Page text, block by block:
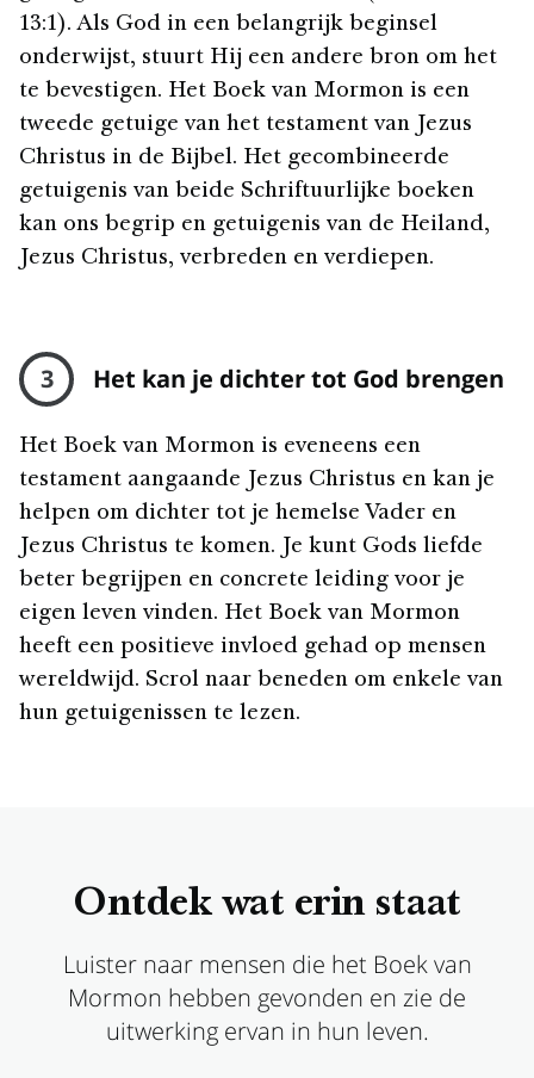
13:1). Als God in een belangrijk beginsel
onderwijst, stuurt Hij een andere bron om het
te bevestigen. Het Boek van Mormon is een
tweede getuige van het testament van Jezus
Christus in de Bijbel. Het gecombineerde
getuigenis van beide Schriftuurlijke boeken
kan ons begrip en getuigenis van de Heiland,
Jezus Christus, verbreden en verdiepen.
3 Het kan je dichter tot God brengen
Het Boek van Mormon is eveneens een
testament aangaande Jezus Christus en kan je
helpen om dichter tot je hemelse Vader en
Jezus Christus te komen. Je kunt Gods liefde
beter begrijpen en concrete leiding voor je
eigen leven vinden. Het Boek van Mormon
heeft een positieve invloed gehad op mensen
wereldwijd. Scrol naar beneden om enkele van
hun getuigenissen te lezen.
Ontdek wat erin staat
Luister naar mensen die het Boek van
Mormon hebben gevonden en zie de
uitwerking ervan in hun leven.